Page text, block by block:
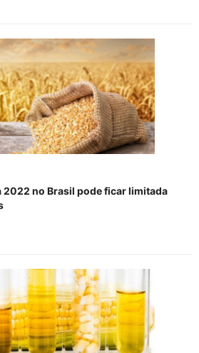
no Brasil pode ficar limitada